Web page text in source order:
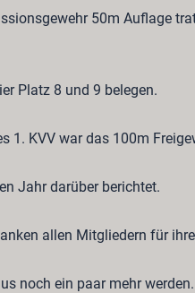
50m Auflage
Platz 8 und 9 belegen.
1. KVV war das 100m
Jahr darüber berichtet.
allen Mitgliedern für
noch ein paar mehr werden.